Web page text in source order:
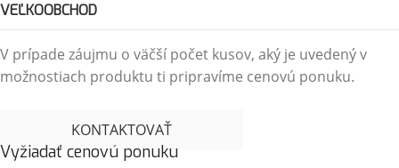
VEĽKOOBCHOD
V prípade záujmu o väčší počet kusov, aký je uvedený v
možnostiach produktu ti pripravíme cenovú ponuku.
KONTAKTOVAŤ
Vyžiadať cenovú ponuku